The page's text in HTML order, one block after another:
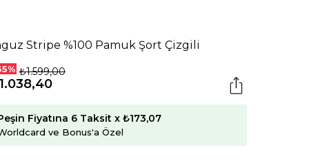
Stripe %100 Pamuk Şort Çizgili
₺1.599,00
Fiyatına 6 Taksit x ₺173,07
ve Bonus'a Özel